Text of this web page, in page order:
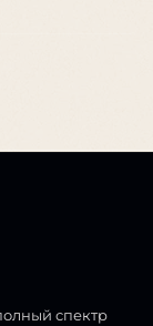
спектр